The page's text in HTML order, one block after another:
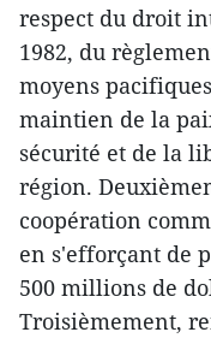
respect du droit
1982, du
moyens
maintien de la
sécurité et de la
région.
coopération
en s'efforçant de
500 millions de
Troisièmement,